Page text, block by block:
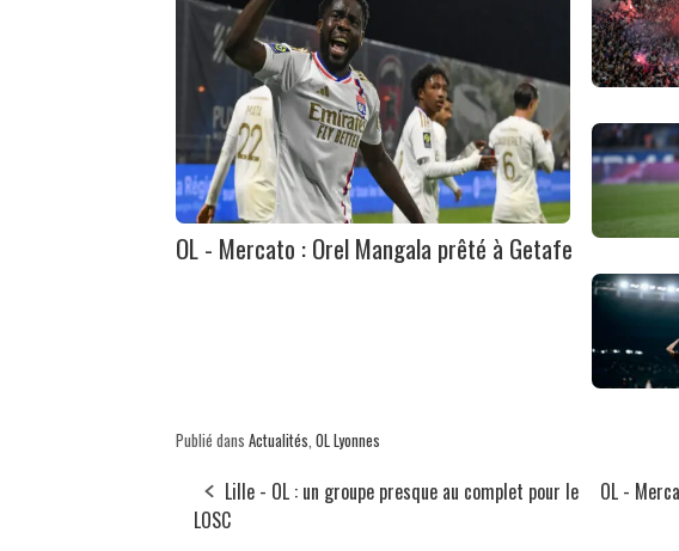
OL - Mercato : Orel Mangala prêté à Getafe
Publié dans Actualités, OL Lyonnes
Lille - OL : un groupe presque au complet pour le
LOSC
OL -